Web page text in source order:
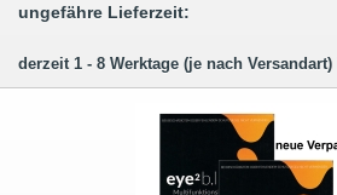
ungefähre Lieferzeit:
derzeit 1 - 8 Werktage (je nach Versandart) in